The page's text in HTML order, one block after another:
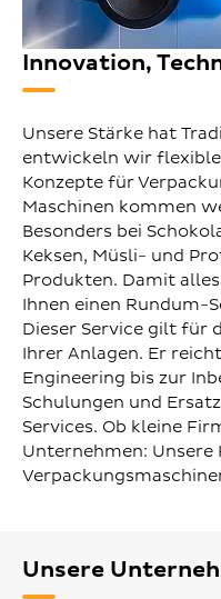
Innovation,
Unsere Stärke hat
entwickeln wir
Konzepte für
Maschinen kommen
Besonders bei
Keksen, Müsli- und
Produkten. Damit
Ihnen einen Rundum-
Dieser Service gilt für
Ihrer Anlagen. Er
Engineering bis zur
Schulungen und
Services. Ob kleine
Unternehmen:
Unsere